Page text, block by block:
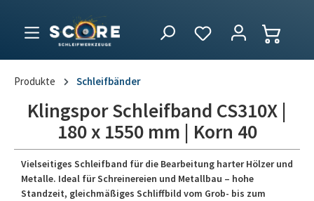
Produkte Schleifbänder
Klingspor Schleifband CS310X |
180 x 1550 mm | Korn 40
Vielseitiges Schleifband für die Bearbeitung harter Hölzer und
Metalle. Ideal für Schreinereien und Metallbau – hohe
Standzeit, gleichmäßiges Schliffbild vom Grob- bis zum